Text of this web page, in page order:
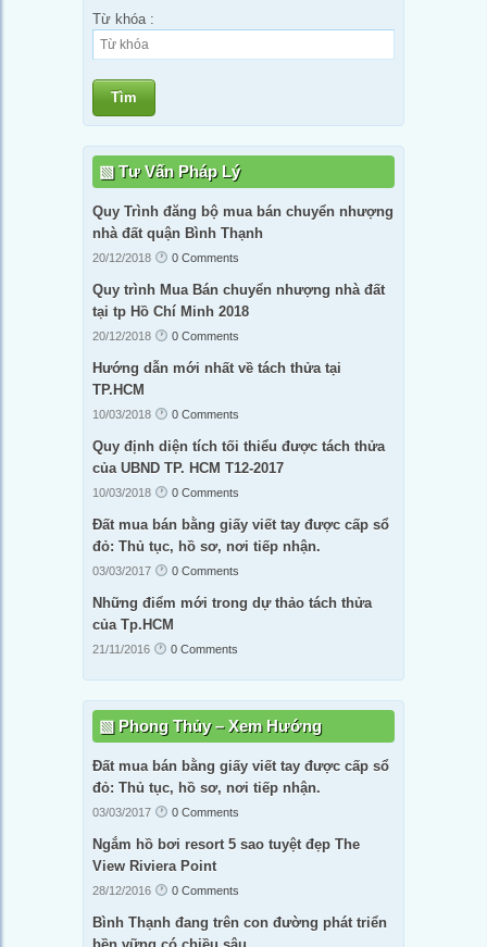
Từ khóa :
Tìm
Tư Vấn Pháp Lý
Quy Trình đăng bộ mua bán chuyển nhượng
nhà đất quận Bình Thạnh
20/12/2018 0 Comments
Quy trình Mua Bán chuyển nhượng nhà đất
tại tp Hồ Chí Minh 2018
20/12/2018 0 Comments
Hướng dẫn mới nhất về tách thửa tại
TP.HCM
10/03/2018 0 Comments
Quy định diện tích tối thiểu được tách thửa
của UBND TP. HCM T12-2017
10/03/2018 0 Comments
Đất mua bán bằng giấy viết tay được cấp sổ
đỏ: Thủ tục, hồ sơ, nơi tiếp nhận.
03/03/2017 0 Comments
Những điểm mới trong dự thảo tách thửa
của Tp.HCM
21/11/2016 0 Comments
Phong Thủy – Xem Hướng
Đất mua bán bằng giấy viết tay được cấp sổ
đỏ: Thủ tục, hồ sơ, nơi tiếp nhận.
03/03/2017 0 Comments
Ngắm hồ bơi resort 5 sao tuyệt đẹp The
View Riviera Point
28/12/2016 0 Comments
Bình Thạnh đang trên con đường phát triển